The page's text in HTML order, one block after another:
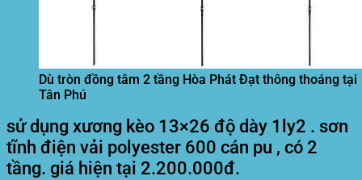
Dù tròn đồng tâm 2 tầng Hòa Phát Đạt thông thoáng tại
Tân Phú
sử dụng xương kèo 13×26 độ dày 1ly2 . sơn
tĩnh điện vải polyester 600 cán pu , có 2
tầng. giá hiện tại 2.200.000đ.